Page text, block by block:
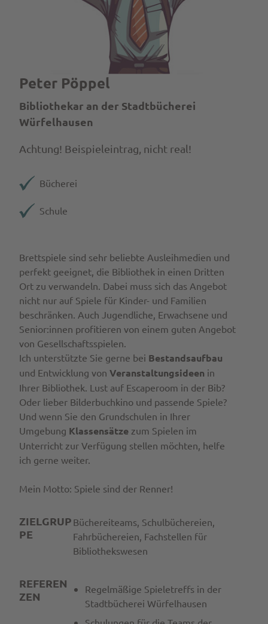
Peter Pöppel
Bibliothekar an der Stadtbücherei
Würfelhausen
Achtung! Beispieleintrag, nicht real!
Bücherei
Schule
Brettspiele sind sehr beliebte Ausleihmedien und
perfekt geeignet, die Bibliothek in einen Dritten
Ort zu verwandeln. Dabei muss sich das Angebot
nicht nur auf Spiele für Kinder- und Familien
beschränken. Auch Jugendliche, Erwachsene und
Senior:innen profitieren von einem guten Angebot
von Gesellschaftsspielen.
Ich unterstützte Sie gerne bei Bestandsaufbau
und Entwicklung von Veranstaltungsideen in
Ihrer Bibliothek. Lust auf Escaperoom in der Bib?
Oder lieber Bilderbuchkino und passende Spiele?
Und wenn Sie den Grundschulen in Ihrer
Umgebung Klassensätze zum Spielen im
Unterricht zur Verfügung stellen möchten, helfe
ich gerne weiter.
Mein Motto: Spiele sind der Renner!
ZIELGRUP
PE
Büchereiteams, Schulbüchereien,
Fahrbüchereien, Fachstellen für
Bibliothekswesen
REFEREN
ZEN
Regelmäßige Spieletreffs in der
Stadtbücherei Würfelhausen